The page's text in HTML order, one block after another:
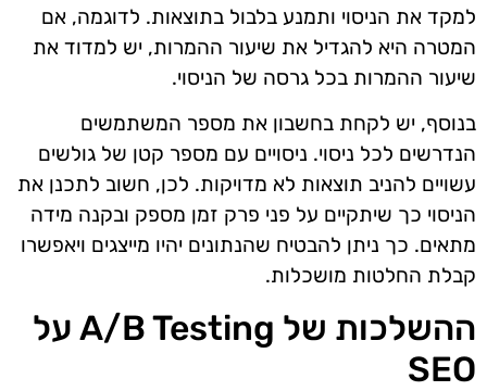
למקד את הניסוי ותמנע בלבול בתוצאות. לדוגמה, אם
המטרה היא להגדיל את שיעור ההמרות, יש למדוד את
שיעור ההמרות בכל גרסה של הניסוי.
בנוסף, יש לקחת בחשבון את מספר המשתמשים
הנדרשים לכל ניסוי. ניסויים עם מספר קטן של גולשים
עשויים להניב תוצאות לא מדויקות. לכן, חשוב לתכנן את
הניסוי כך שיתקיים על פני פרק זמן מספק ובקנה מידה
מתאים. כך ניתן להבטיח שהנתונים יהיו מייצגים ויאפשרו
קבלת החלטות מושכלות.
ההשלכות של A/B Testing על
SEO